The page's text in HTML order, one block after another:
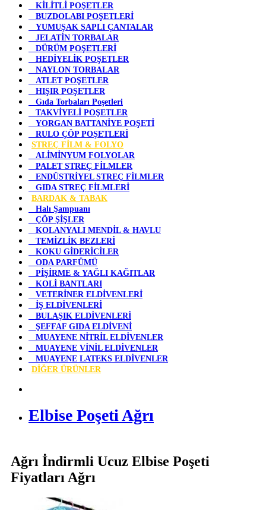
KİLİTLİ POŞETLER
BUZDOLABI POŞETLERİ
YUMUŞAK SAPLI ÇANTALAR
JELATİN TORBALAR
DÜRÜM POŞETLERİ
HEDİYELİK POŞETLER
NAYLON TORBALAR
ATLET POŞETLER
HIŞIR POŞETLER
Gıda Torbaları Poşetleri
TAKVİYELİ POŞETLER
YORGAN BATTANİYE POŞETİ
RULO ÇÖP POŞETLERİ
STREÇ FİLM & FOLYO
ALİMİNYUM FOLYOLAR
PALET STREÇ FİLMLER
ENDÜSTRİYEL STREÇ FİLMLER
GIDA STREÇ FİLMLERİ
BARDAK & TABAK
Halı Şampuanı
ÇÖP ŞİŞLER
KOLANYALI MENDİL & HAVLU
TEMİZLİK BEZLERİ
KOKU GİDERİCİLER
ODA PARFÜMÜ
PİŞİRME & YAĞLI KAĞITLAR
KOLİ BANTLARI
VETERİNER ELDİVENLERİ
İŞ ELDİVENLERİ
BULAŞIK ELDİVENLERİ
ŞEFFAF GIDA ELDİVENİ
MUAYENE NİTRİL ELDİVENLER
MUAYENE VİNİL ELDİVENLER
MUAYENE LATEKS ELDİVENLER
DİĞER ÜRÜNLER
Elbise Poşeti Ağrı
Ağrı İndirmli Ucuz Elbise Poşeti
Fiyatları Ağrı